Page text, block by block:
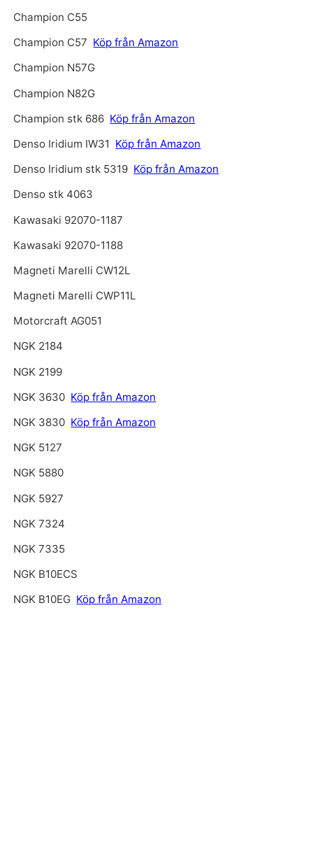
Champion C55
Champion C57 Köp från Amazon
Champion N57G
Champion N82G
Champion stk 686 Köp från Amazon
Denso Iridium IW31 Köp från Amazon
Denso Iridium stk 5319 Köp från Amazon
Denso stk 4063
Kawasaki 92070-1187
Kawasaki 92070-1188
Magneti Marelli CW12L
Magneti Marelli CWP11L
Motorcraft AG051
NGK 2184
NGK 2199
NGK 3630 Köp från Amazon
NGK 3830 Köp från Amazon
NGK 5127
NGK 5880
NGK 5927
NGK 7324
NGK 7335
NGK B10ECS
NGK B10EG Köp från Amazon